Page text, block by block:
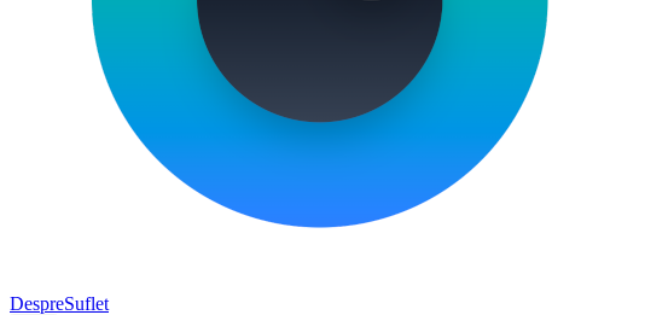
DespreSuflet